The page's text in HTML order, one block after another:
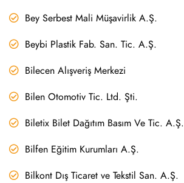
Bey Serbest Mali Müşavirlik A.Ş.
Beybi Plastik Fab. San. Tic. A.Ş.
Bilecen Alışveriş Merkezi
Bilen Otomotiv Tic. Ltd. Şti.
Biletix Bilet Dağıtım Basım Ve Tic. A.Ş.
Bilfen Eğitim Kurumları A.Ş.
Bilkont Dış Ticaret ve Tekstil San. A.Ş.